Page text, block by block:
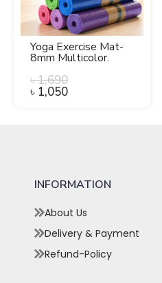
Yoga Exercise Mat-
8mm Multicolor.
৳1,690
৳ 1,050
INFORMATION
About Us
Delivery & Payment
Refund-Policy